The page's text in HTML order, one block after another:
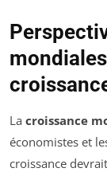
La croissance
économistes et
croissance